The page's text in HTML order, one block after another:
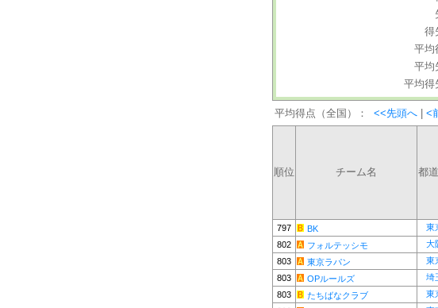
得
平均
平均
平均得
平均得点（全国）： <<先頭へ <
順位 チーム名 都
797 BK 東
802
フォルテッシモ 大
803
東京ラパン 東
803
OPルールズ 埼
803
たちばなクラブ 東